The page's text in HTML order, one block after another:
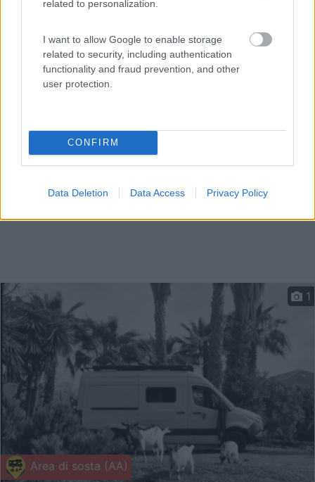
related to personalization.
I want to allow Google to enable storage
related to security, including authentication
functionality and fraud prevention, and other
user protection.
CONFIRM
Data Deletion Data Access Privacy Policy
Adiacente supermercato i Gabbiani a 500 metri, nel
Giardini-Naxos (ME) - 10.1km
Via Consolari Valeria, 184
Area di sosta (AA)
1